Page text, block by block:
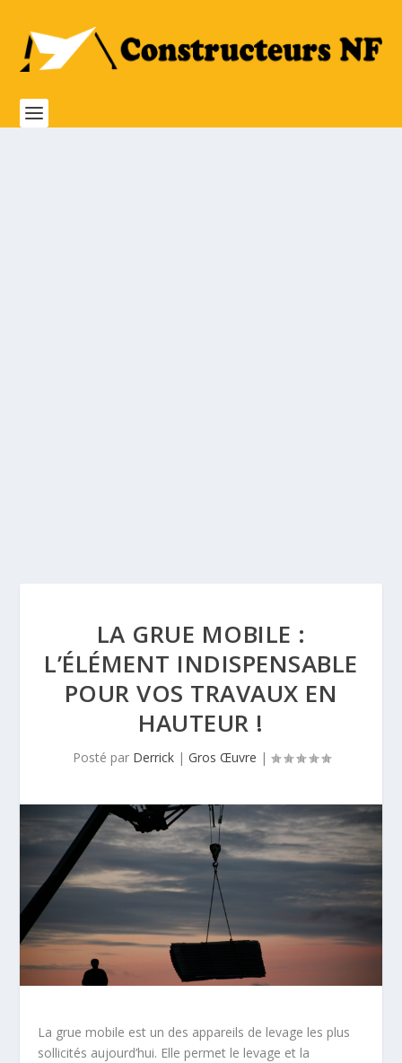
LA GRUE MOBILE :
L’ÉLÉMENT INDISPENSABLE
POUR VOS TRAVAUX EN
HAUTEUR !
Posté par Derrick| Gros Œuvre |
La grue mobile est un des appareils de levage les plus
sollicités aujourd’hui. Elle permet le levage et la